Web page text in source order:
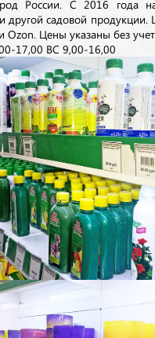
России. С 2016 года
другой садовой продукции.
Цены указаны без
17,00 ВС 9,00-16,00